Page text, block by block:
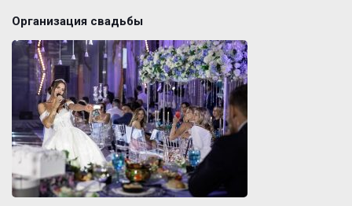
Организация свадьбы